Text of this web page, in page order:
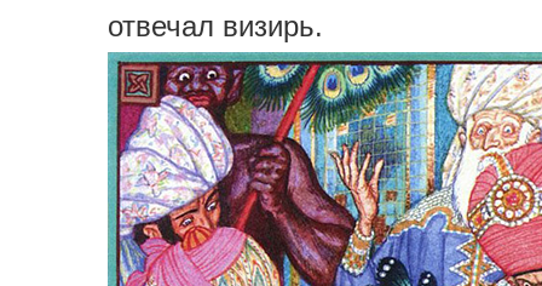
отвечал визирь.